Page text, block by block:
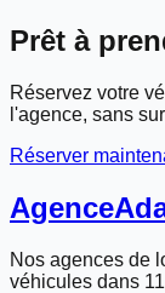
Prêt à
Réservez votre
l'agence, sans
Réserver
Agence
Nos agences de
véhicules dans